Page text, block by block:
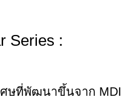
Series :
ษที่พัฒนาขึ้นจาก